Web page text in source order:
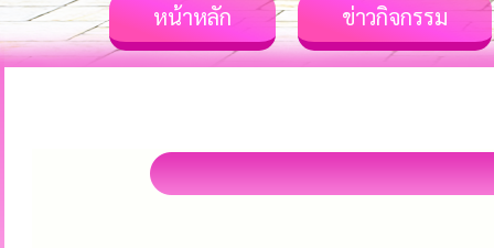
หน้าหลัก ข่าวกิจกรรม